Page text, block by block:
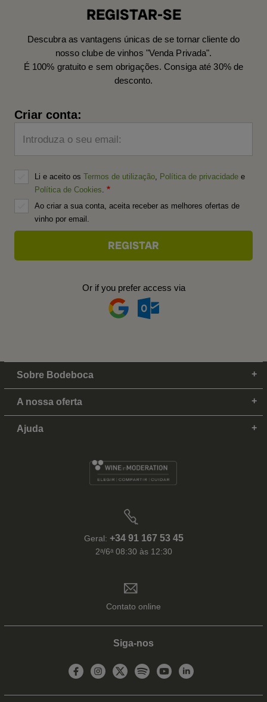
REGISTAR-SE
Descubra as vantagens únicas de se tornar cliente do
nosso clube de vinhos "Venda Privada".
É 100% gratuito e sem obrigações. Consiga até 30% de
desconto.
Criar conta:
Introduza o seu email:
Li e aceito os Termos de utilização Política de privacidade e
Política de Cookies
Ao criar a sua conta, aceita receber as melhores ofertas de
vinho por email.
Or if you prefer access via
Sobre Bodeboca
A nossa oferta
Ajuda
Geral: +34 91 167 53 45
2ᵃ/6ᵃ 08:30 às 12:30
Contato online
Siga-nos